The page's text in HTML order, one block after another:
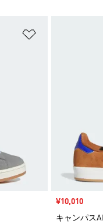
セール価格
¥10,010
キャンパス